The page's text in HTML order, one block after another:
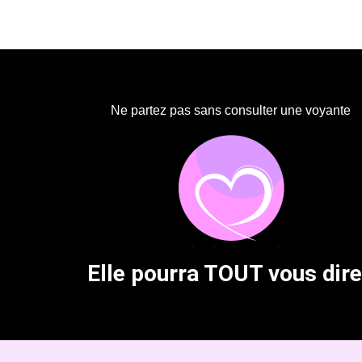
Ne partez pas sans consulter une voyante
Elle pourra TOUT vous